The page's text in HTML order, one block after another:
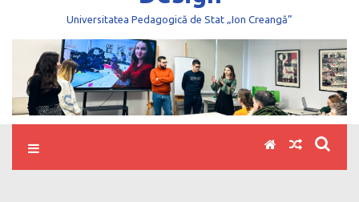
Universitatea Pedagogică de Stat „Ion Creangă”